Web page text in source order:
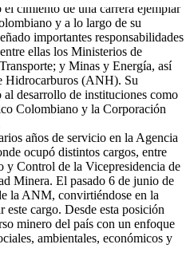
cimiento de una carrera ejemplar
y a lo largo de su
importantes responsabilidades
ellas los Ministerios de
y Minas y Energía, así
Hidrocarburos (ANH). Su
desarrollo de instituciones como
Colombiano y la Corporación
años de servicio en la Agencia
ocupó distintos cargos, entre
y Control de la Vicepresidencia de
Minera. El pasado 6 de junio de
la ANM, convirtiéndose en la
cargo. Desde esta posición
minero del país con un enfoque
ambientales, económicos y